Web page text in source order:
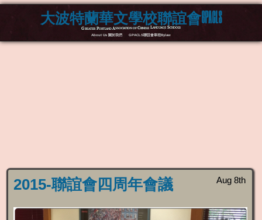
大波特蘭華文學校聯誼會GPACLS
Greater Portland Association of Chinese Language Schools
About Us 關於我們 GPACLS聯誼會章程Bylaw
Aug 8th
2015-聯誼會四周年會議